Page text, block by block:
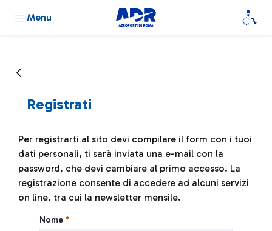
Menu
Registrati
Per registrarti al sito devi compilare il form con i tuoi
dati personali, ti sarà inviata una e-mail con la
password, che devi cambiare al primo accesso. La
registrazione consente di accedere ad alcuni servizi
on line, tra cui la newsletter mensile.
Registrati
Nome